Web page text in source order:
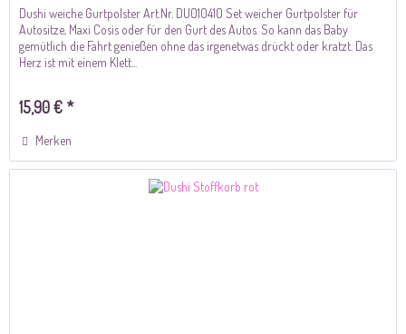
Dushi weiche Gurtpolster Art.Nr. DU010410 Set weicher Gurtpolster für
Autositze, Maxi Cosis oder für den Gurt des Autos. So kann das Baby
gemütlich die Fahrt genießen ohne das irgenetwas drückt oder kratzt. Das
Herz ist mit einem Klett...
15,90 € *
Merken